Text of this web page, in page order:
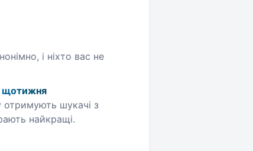
і ніхто вас не
щотижня
шукачі з
найкращі.